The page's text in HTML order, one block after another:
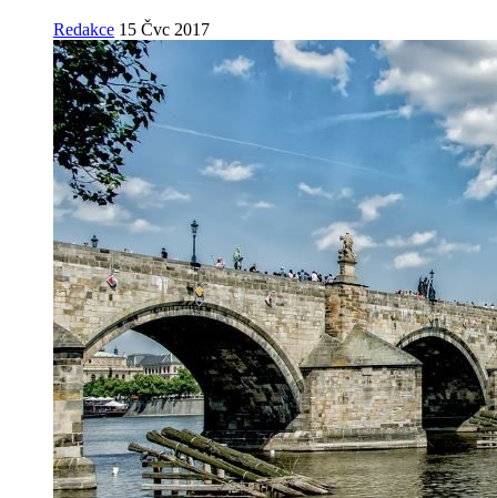
Redakce 15 Čvc 2017